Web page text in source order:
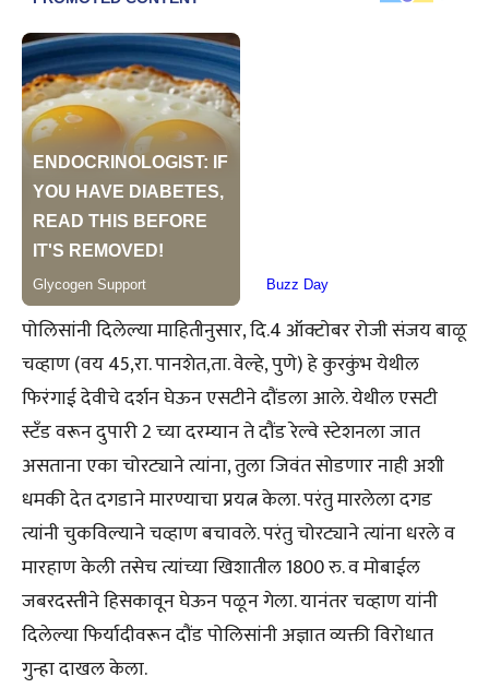
पोलिसांनी दिलेल्या माहितीनुसार, दि.4 ऑक्टोबर रोजी संजय बाळू
चव्हाण (वय 45,रा. पानशेत,ता. वेल्हे, पुणे) हे कुरकुंभ येथील
फिरंगाई देवीचे दर्शन घेऊन एसटीने दौंडला आले. येथील एसटी
स्टँड वरून दुपारी 2 च्या दरम्यान ते दौंड रेल्वे स्टेशनला जात
असताना एका चोरट्याने त्यांना, तुला जिवंत सोडणार नाही अशी
धमकी देत दगडाने मारण्याचा प्रयत्न केला. परंतु मारलेला दगड
त्यांनी चुकविल्याने चव्हाण बचावले. परंतु चोरट्याने त्यांना धरले व
मारहाण केली तसेच त्यांच्या खिशातील 1800 रु. व मोबाईल
जबरदस्तीने हिसकावून घेऊन पळून गेला. यानंतर चव्हाण यांनी
दिलेल्या फिर्यादीवरून दौंड पोलिसांनी अज्ञात व्यक्ती विरोधात
गुन्हा दाखल केला.